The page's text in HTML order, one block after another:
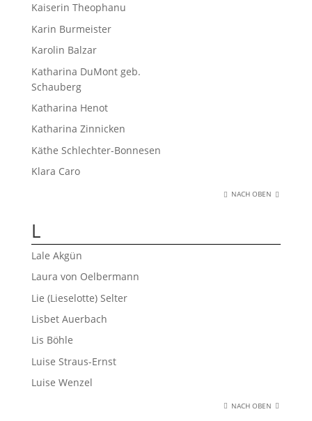
Kaiserin Theophanu
Karin Burmeister
Karolin Balzar
Katharina DuMont geb.
Schauberg
Katharina Henot
Katharina Zinnicken
Käthe Schlechter-Bonnesen
Klara Caro
NACH OBEN
L
Lale Akgün
Laura von Oelbermann
Lie (Lieselotte) Selter
Lisbet Auerbach
Lis Böhle
Luise Straus-Ernst
Luise Wenzel
NACH OBEN